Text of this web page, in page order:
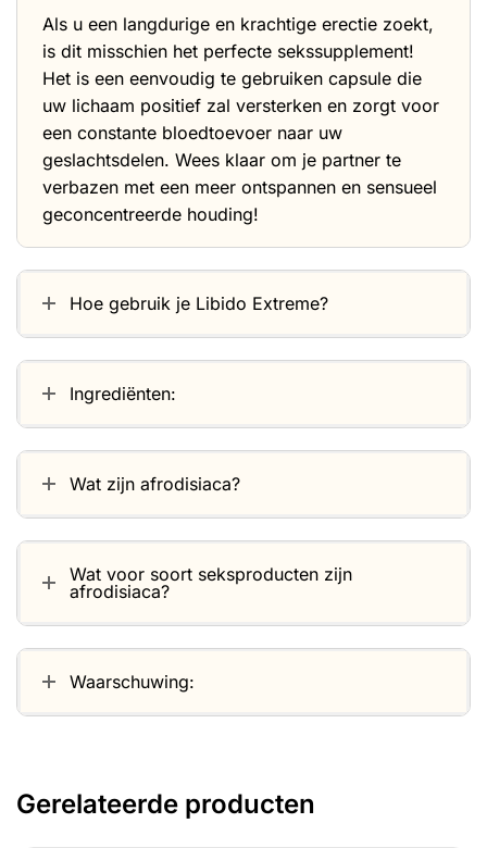
Als u een langdurige en krachtige erectie zoekt,
is dit misschien het perfecte sekssupplement!
Het is een eenvoudig te gebruiken capsule die
uw lichaam positief zal versterken en zorgt voor
een ​​constante bloedtoevoer naar uw
geslachtsdelen. Wees klaar om je partner te
verbazen met een meer ontspannen en sensueel
geconcentreerde houding!
Hoe gebruik je Libido Extreme?
Ingrediënten:
Wat zijn afrodisiaca?
Wat voor soort seksproducten zijn
afrodisiaca?
Waarschuwing:
Gerelateerde producten